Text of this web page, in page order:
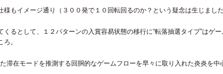
もイメージ通り（３００発で１０回転回るのか？という疑念は生じまし
るとして、１２パターンの入賞容易状態の移行に“転落抽選タイプ”はゲ
。
た滞在モードを推測する回胴的なゲームフローを早々に取り入れた炎炎を